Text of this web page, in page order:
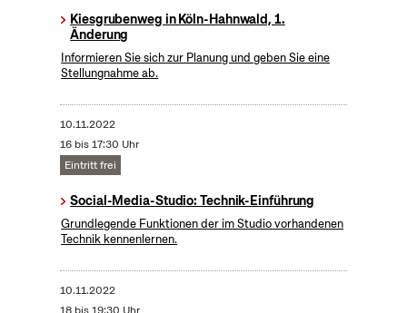
Kiesgrubenweg in Köln-Hahnwald, 1.
Änderung
Informieren Sie sich zur Planung und geben Sie eine
Stellungnahme ab.
10.11.2022
16 bis 17:30 Uhr
Eintritt frei
Social-Media-Studio: Technik-Einführung
Grundlegende Funktionen der im Studio vorhandenen
Technik kennenlernen.
10.11.2022